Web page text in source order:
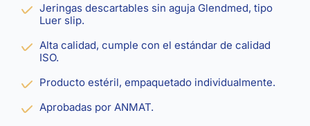
Jeringas descartables sin aguja Glendmed, tipo
Luer slip.
Alta calidad, cumple con el estándar de calidad
ISO.
Producto estéril, empaquetado individualmente.
Aprobadas por ANMAT.